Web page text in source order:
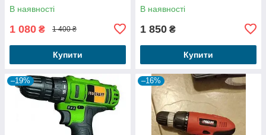
В наявності
1 080 ₴ 1 400 ₴
Купити
В наявності
1 850 ₴
Купити
–19% –16%